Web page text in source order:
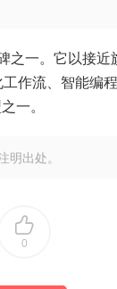
一。它以接
作流、智能编
一。
明出处。
0